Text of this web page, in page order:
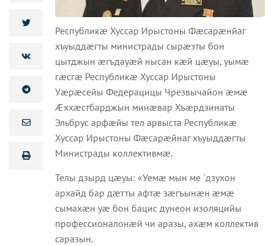
Республикæ Хуссар Ирыстоны Фæсарæнйаг
хъуыддæгты министрады сырæзты бон
цытджын æгъдауæй нысан кæй цæуы, уымæ
гæсгæ Республикæ Хуссар Ирыстоны
Уæрæсейы Федерацицы Чрезвычайон æмæ
Æххæстбарджын минæвар Хъæрдзинаты
Эльбрус арфæйы тел арвыста Республикæ
Хуссар Ирыстоны Фæсарæйнаг хъуыддæгты
Министрады коллективмæ.
Телы дзырд цæуы: «Уемæ мын ме `дзухон
архайд бар дæтты афтæ зæгъынæн æмæ
сымахæн уæ бон бацис дунеон изоляцийы
профессионалонæй чи аразы, ахæм коллектив
саразын.